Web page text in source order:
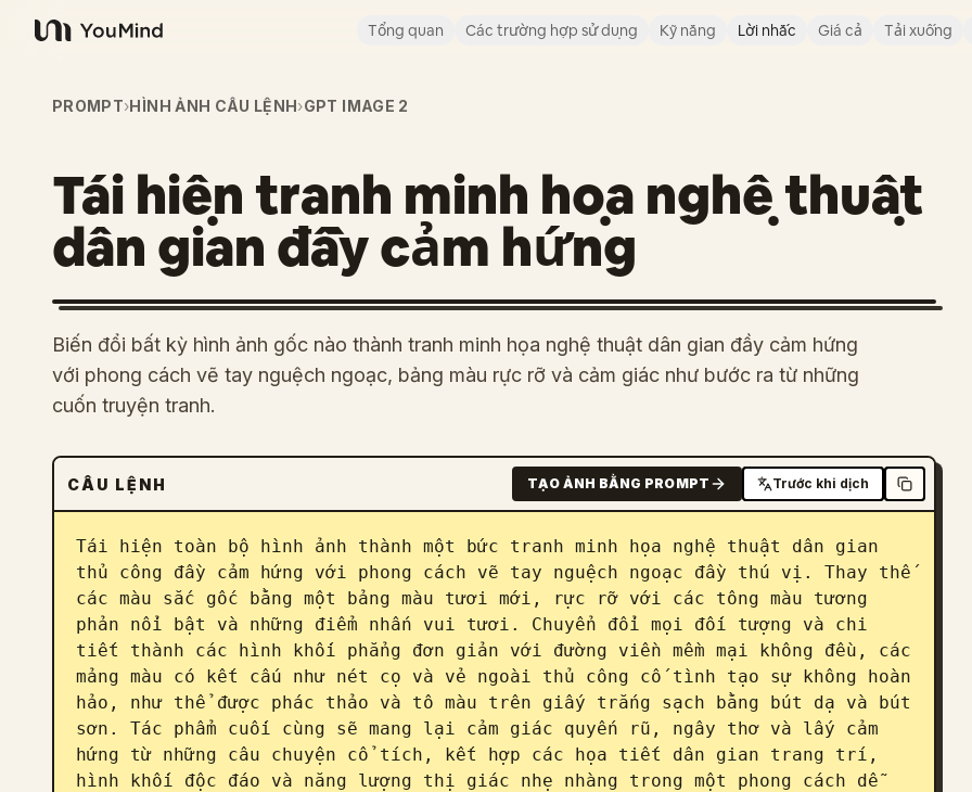
YouMind
Tổng quan Các trường hợp sử dụng Kỹ năng Lời nhắc Giá cả Tải xuống
PROMPT›HÌNH ẢNH CÂU LỆNH›GPT IMAGE 2
Tái hiện tranh minh họa nghệ thuật
dân gian đầy cảm hứng
Biến đổi bất kỳ hình ảnh gốc nào thành tranh minh họa nghệ thuật dân gian đầy cảm hứng
với phong cách vẽ tay nguệch ngoạc, bảng màu rực rỡ và cảm giác như bước ra từ những
cuốn truyện tranh.
CÂU LỆNH TẠO ẢNH BẰNG PROMPT Trước khi dịch
Tái hiện toàn bộ hình ảnh thành một bức tranh minh họa nghệ thuật dân gian
thủ công đầy cảm hứng với phong cách vẽ tay nguệch ngoạc đầy thú vị. Thay thế
các màu sắc gốc bằng một bảng màu tươi mới, rực rỡ với các tông màu tương
phản nổi bật và những điểm nhấn vui tươi. Chuyển đổi mọi đối tượng và chi
tiết thành các hình khối phẳng đơn giản với đường viền mềm mại không đều, các
mảng màu có kết cấu như nét cọ và vẻ ngoài thủ công cố tình tạo sự không hoàn
hảo, như thể được phác thảo và tô màu trên giấy trắng sạch bằng bút dạ và bút
sơn. Tác phẩm cuối cùng sẽ mang lại cảm giác quyến rũ, ngây thơ và lấy cảm
hứng từ những câu chuyện cổ tích, kết hợp các họa tiết dân gian trang trí,
hình khối độc đáo và năng lượng thị giác nhẹ nhàng trong một phong cách dễ